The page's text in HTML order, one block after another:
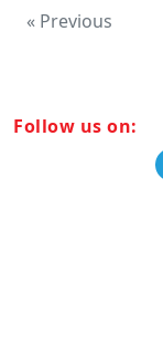
« Previous
Follow us on: